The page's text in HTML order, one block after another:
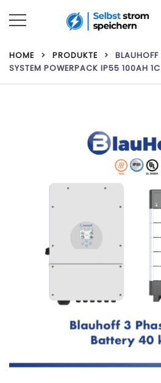
Inhalt
HOME PRODUKTE
SYSTEM POWERPACK IP55 100AH